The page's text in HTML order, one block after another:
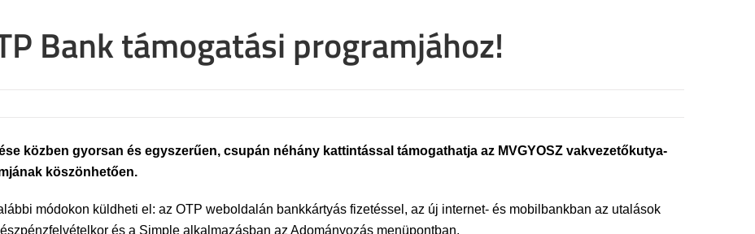
Bank támogatási programjához!
közben gyorsan és egyszerűen, csupán néhány kattintással támogathatja az MVGYOSZ vakvezetőkutya-
köszönhetően.
módokon küldheti el: az OTP weboldalán bankkártyás fizetéssel, az új internet- és mobilbankban az utalások
és a Simple alkalmazásban az Adományozás menüpontban.